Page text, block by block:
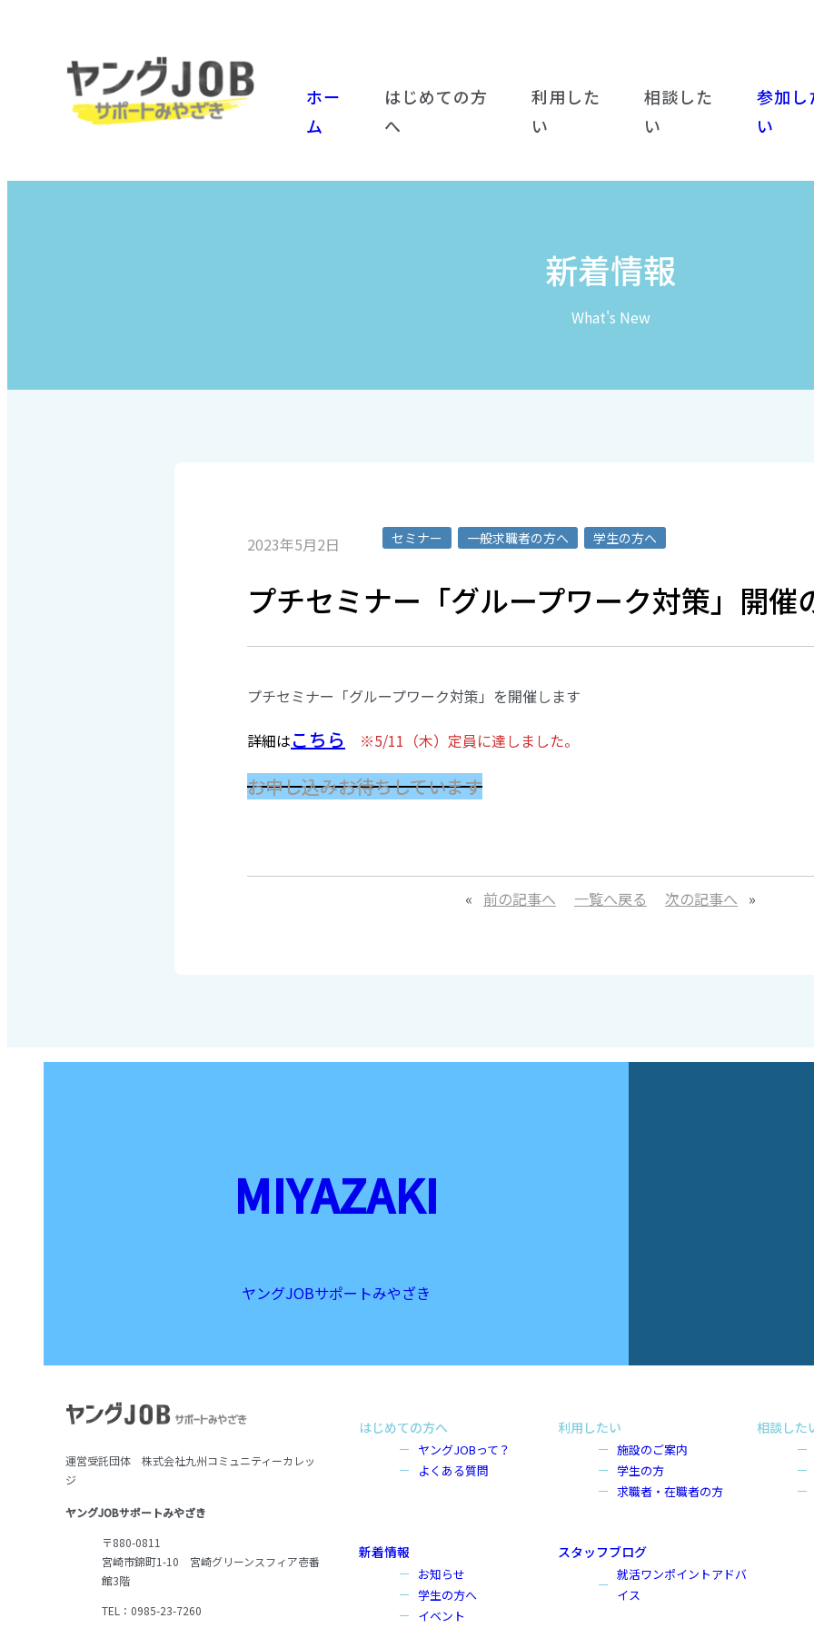
ホー
ム
はじめての方
へ
利用した
い
相談した
い
参加し
い
新着情報
What's New
2023年5月2日 セミナー 一般求職者の方へ 学生の方へ
プチセミナー「グループワーク対策」開催
プチセミナー「グループワーク対策」を開催します
詳細はこちら ※5/11（木）定員に達しました。
お申し込みお待ちしています
« 前の記事へ 一覧へ戻る 次の記事へ »
MIYAZAKI
ヤングJOBサポートみやざき
運営受託団体 株式会社九州コミュニティーカレッ
ジ
ヤングJOBサポートみやざき
〒880-0811
宮崎市錦町1-10 宮崎グリーンスフィア壱番
館3階
TEL：0985-23-7260
はじめての方へ
ヤングJOBって？
よくある質問
利用したい
施設のご案内
学生の方
求職者・在職者の方
相談した
新着情報
お知らせ
学生の方へ
イベント
スタッフブログ
就活ワンポイントアドバ
イス